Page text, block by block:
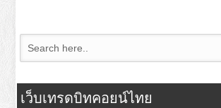
เว็บเทรดบิทคอยน์ไทย